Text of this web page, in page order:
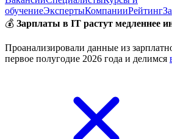
обучениеЭкспертыКомпанииРейтинг
💰 Зарплаты в IT растут медленнее
Проанализировали данные из
первое полугодие 2026 года и делимся